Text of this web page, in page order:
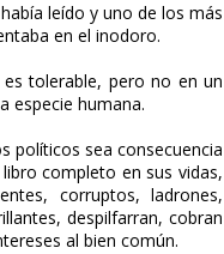
leído y uno de los más
en el inodoro.
tolerable, pero no en un
especie humana.
políticos sea consecuencia
completo en sus vidas,
corruptos, ladrones,
despilfarran, cobran
al bien común.